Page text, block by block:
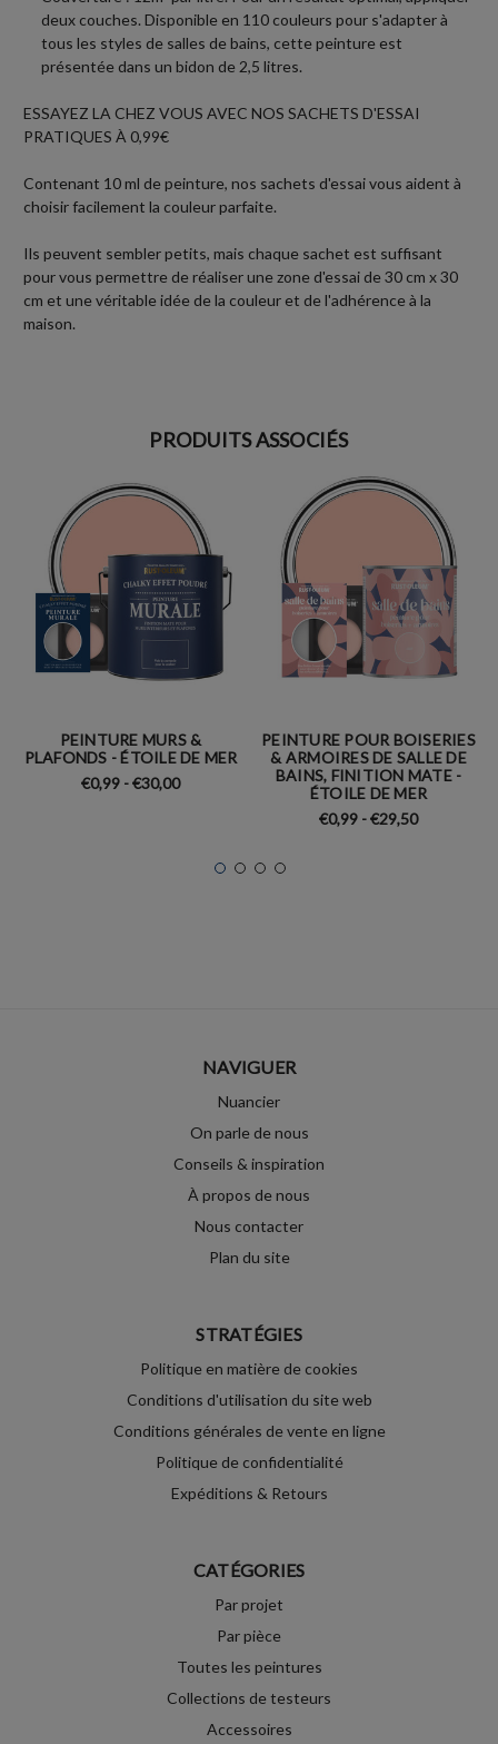
deux couches. Disponible en 110 couleurs pour s'adapter à
tous les styles de salles de bains, cette peinture est
présentée dans un bidon de 2,5 litres.
ESSAYEZ LA CHEZ VOUS AVEC NOS SACHETS D'ESSAI
PRATIQUES À 0,99€
Contenant 10 ml de peinture, nos sachets d'essai vous aident à
choisir facilement la couleur parfaite.
Ils peuvent sembler petits, mais chaque sachet est suffisant
pour vous permettre de réaliser une zone d'essai de 30 cm x 30
cm et une véritable idée de la couleur et de l'adhérence à la
maison.
PRODUITS ASSOCIÉS
PEINTURE MURS &
PLAFONDS - ÉTOILE DE MER
€0,99 - €30,00
PEINTURE POUR BOISERIES
& ARMOIRES DE SALLE DE
BAINS, FINITION MATE -
ÉTOILE DE MER
€0,99 - €29,50
NAVIGUER
Nuancier
On parle de nous
Conseils & inspiration
À propos de nous
Nous contacter
Plan du site
STRATÉGIES
Politique en matière de cookies
Conditions d'utilisation du site web
Conditions générales de vente en ligne
Politique de confidentialité
Expéditions & Retours
CATÉGORIES
Par projet
Par pièce
Toutes les peintures
Collections de testeurs
Accessoires